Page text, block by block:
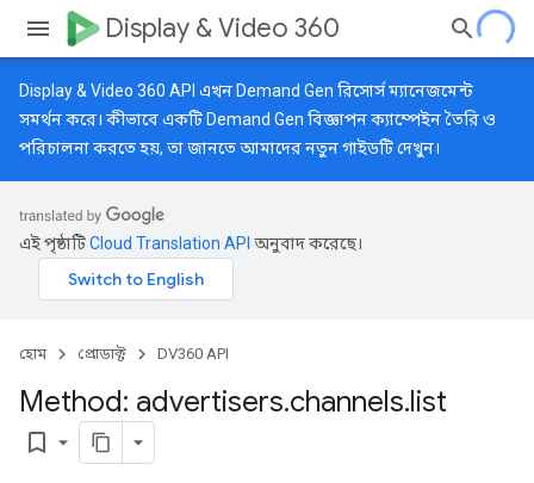
Display & Video 360
Display & Video 360 API এখন Demand Gen রিসোর্স ম্যানেজমেন্ট
সমর্থন করে। কীভাবে একটি Demand Gen বিজ্ঞাপন ক্যাম্পেইন তৈরি ও
পরিচালনা করতে হয়, তা জানতে আমাদেরনতুন গাইডটিদেখুন।
এই পৃষ্ঠাটিCloud Translation API অনুবাদ করেছে।
হোম প্রোডাক্ট DV360 API
Method: advertisers.channels.list
bookmark_border